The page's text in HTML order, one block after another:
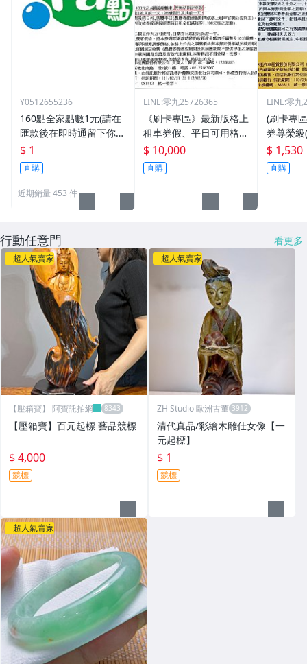
Y0512655236
160點全家點數1元(請在
匯款後在即時通留下你的
全家帳號)
$ 1
直購
近期銷量 453 件
LINE:零九25726365
《刷卡專區》最新版格上
租車券假、平日可用格上
租車卷，可加價租其他車
款
$ 10,000
直購
LINE:零
(刷卡專
券尊榮
價差)
$ 1,530
直購
行動任意門 看更多
超人氣賣家
【壓箱寶】 阿寶託拍網
【壓箱寶】百元起標 藝品競標
$ 4,000
競標
超人氣賣家
ZH Studio 歐洲古董
清代真品/彩繪木雕仕女像【一
元起標】
$ 1
競標
超人氣賣家